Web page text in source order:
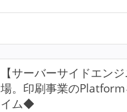
【サーバーサイドエン
場。印刷事業の
イム◆